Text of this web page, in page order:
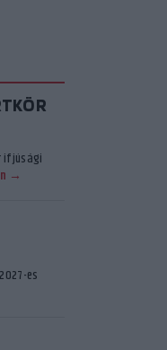
ifjúsági
→
es